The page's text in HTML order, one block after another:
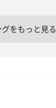
をもっと見る